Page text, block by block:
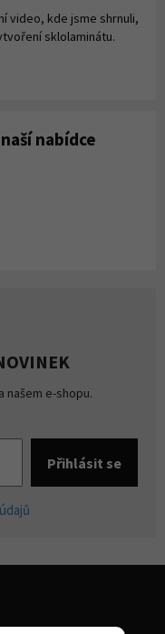
video, kde jsme shrnuli,
sklolaminátu.
nabídce
našem e-shopu.